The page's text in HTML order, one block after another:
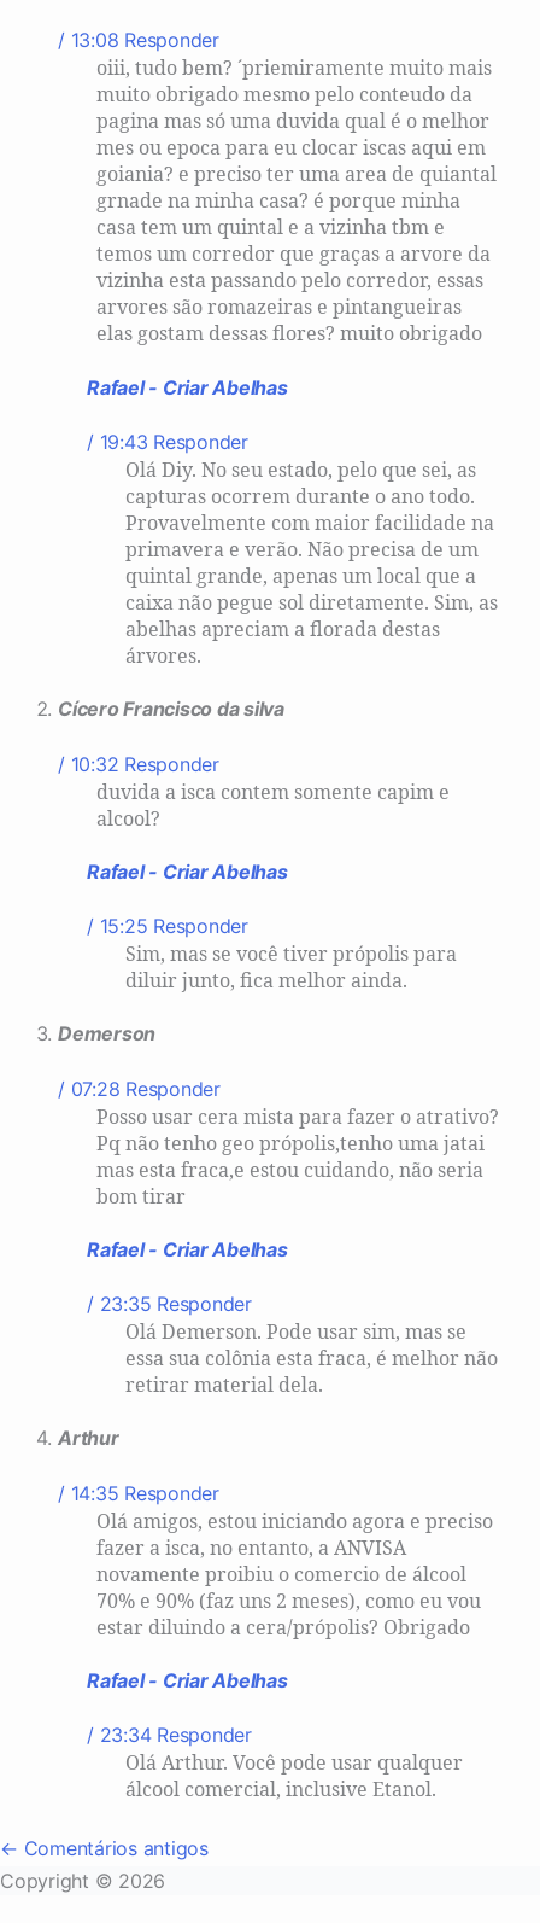
/ 13:08 Responder
oiii, tudo bem? ´priemiramente muito mais
muito obrigado mesmo pelo conteudo da
pagina mas só uma duvida qual é o melhor
mes ou epoca para eu clocar iscas aqui em
goiania? e preciso ter uma area de quiantal
grnade na minha casa? é porque minha
casa tem um quintal e a vizinha tbm e
temos um corredor que graças a arvore da
vizinha esta passando pelo corredor, essas
arvores são romazeiras e pintangueiras
elas gostam dessas flores? muito obrigado
Rafael - Criar Abelhas
/ 19:43 Responder
Olá Diy. No seu estado, pelo que sei, as
capturas ocorrem durante o ano todo.
Provavelmente com maior facilidade na
primavera e verão. Não precisa de um
quintal grande, apenas um local que a
caixa não pegue sol diretamente. Sim, as
abelhas apreciam a florada destas
árvores.
Cícero Francisco da silva
/ 10:32 Responder
duvida a isca contem somente capim e
alcool?
Rafael - Criar Abelhas
/ 15:25 Responder
Sim, mas se você tiver própolis para
diluir junto, fica melhor ainda.
Demerson
/ 07:28 Responder
Posso usar cera mista para fazer o atrativo?
Pq não tenho geo própolis,tenho uma jatai
mas esta fraca,e estou cuidando, não seria
bom tirar
Rafael - Criar Abelhas
/ 23:35 Responder
Olá Demerson. Pode usar sim, mas se
essa sua colônia esta fraca, é melhor não
retirar material dela.
Arthur
/ 14:35 Responder
Olá amigos, estou iniciando agora e preciso
fazer a isca, no entanto, a ANVISA
novamente proibiu o comercio de álcool
70% e 90% (faz uns 2 meses), como eu vou
estar diluindo a cera/própolis? Obrigado
Rafael - Criar Abelhas
/ 23:34 Responder
Olá Arthur. Você pode usar qualquer
álcool comercial, inclusive Etanol.
Navegação
de
← Comentários antigos
Copyright © 2026